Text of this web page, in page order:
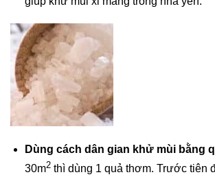
Dùng cách dân gian khử mùi bằng
30m2thì dùng 1 quả thơm. Trước tiên